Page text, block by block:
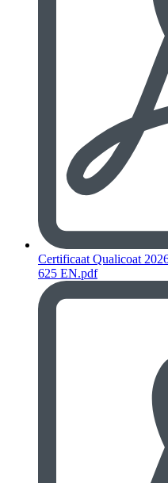
Certificaat Qualicoat
625 EN.pdf